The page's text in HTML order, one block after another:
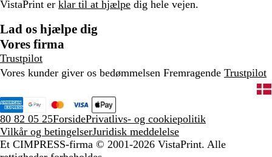
VistaPrint er klar til at hjælpe dig hele vejen.
Lad os hjælpe dig
Vores firma
Trustpilot
Vores kunder giver os bedømmelsen Fremragende Trustpilot
80 82 05 25ForsidePrivatlivs- og cookiepolitik
Vilkår og betingelserJuridisk meddelelse
Et CIMPRESS-firma © 2001-2026 VistaPrint. Alle